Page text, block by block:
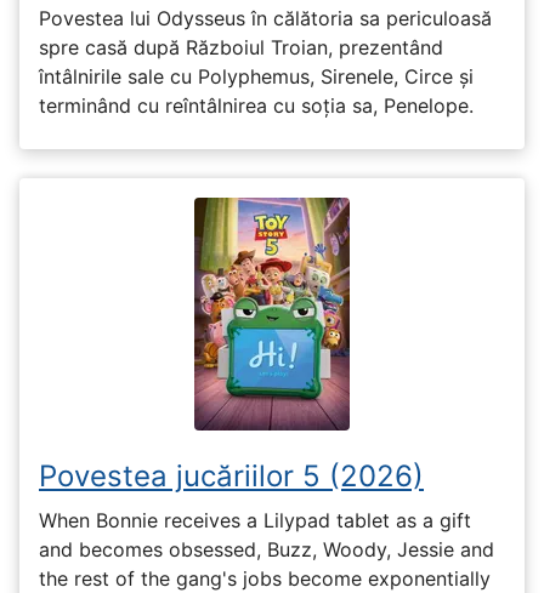
Povestea lui Odysseus în călătoria sa periculoasă
spre casă după Războiul Troian, prezentând
întâlnirile sale cu Polyphemus, Sirenele, Circe și
terminând cu reîntâlnirea cu soția sa, Penelope.
Povestea jucăriilor 5 (2026)
When Bonnie receives a Lilypad tablet as a gift
and becomes obsessed, Buzz, Woody, Jessie and
the rest of the gang's jobs become exponentially